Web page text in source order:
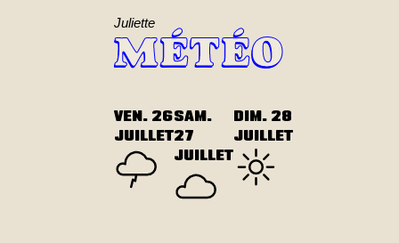
Juliette
MÉTÉO
VEN. 26
JUILLET
SAM.
27
JUILLET
DIM. 28
JUILLET